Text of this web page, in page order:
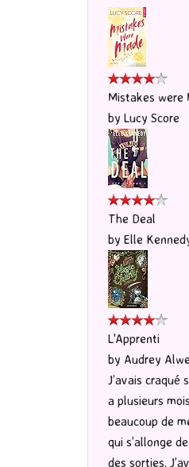
Mistakes were
by Lucy Score
The Deal
by Elle
L'Apprenti
by Audrey
J’avais craqué
a plusieurs
beaucoup de
qui s’allonge
des sorties.